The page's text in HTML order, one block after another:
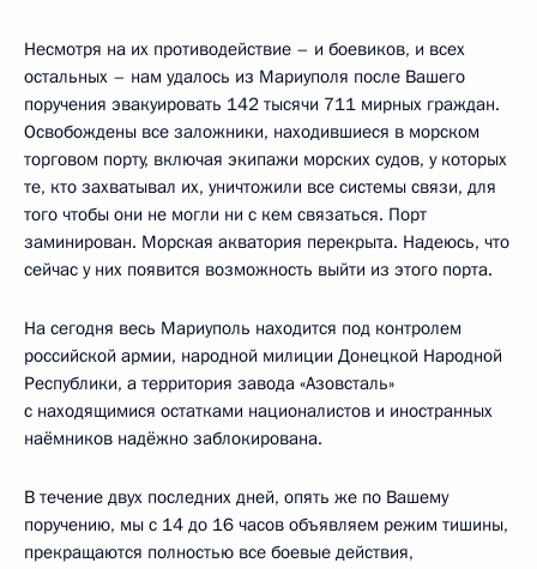
Несмотря на их противодействие – и боевиков, и всех
остальных – нам удалось из Мариуполя после Вашего
поручения эвакуировать 142 тысячи 711 мирных граждан.
Освобождены все заложники, находившиеся в морском
торговом порту, включая экипажи морских судов, у которых
те, кто захватывал их, уничтожили все системы связи, для
того чтобы они не могли ни с кем связаться. Порт
заминирован. Морская акватория перекрыта. Надеюсь, что
сейчас у них появится возможность выйти из этого порта.
На сегодня весь Мариуполь находится под контролем
российской армии, народной милиции Донецкой Народной
Республики, а территория завода «Азовсталь»
с находящимися остатками националистов и иностранных
наёмников надёжно заблокирована.
В течение двух последних дней, опять же по Вашему
поручению, мы с 14 до 16 часов объявляем режим тишины,
прекращаются полностью все боевые действия,